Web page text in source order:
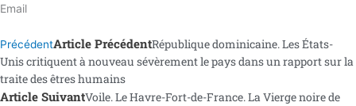
Email
PrécédentArticle PrécédentRépublique dominicaine. Les États-
Unis critiquent à nouveau sévèrement le pays dans un rapport sur la
traite des êtres humains
Article SuivantVoile. Le Havre-Fort-de-France. La Vierge noire de